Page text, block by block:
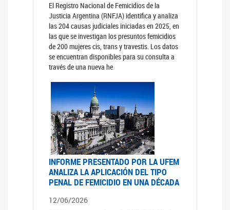
El Registro Nacional de Femicidios de la
Justicia Argentina (RNFJA) identifica y analiza
las 204 causas judiciales iniciadas en 2025, en
las que se investigan los presuntos femicidios
de 200 mujeres cis, trans y travestis. Los datos
se encuentran disponibles para su consulta a
través de una nueva he
INFORME PRESENTADO POR LA UFEM
ANALIZA LA APLICACIÓN DEL TIPO
PENAL DE FEMICIDIO EN UNA DÉCADA
12/06/2026